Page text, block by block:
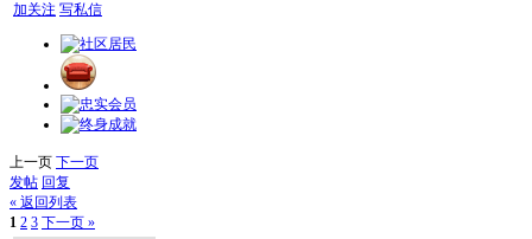
加关注 写私信
上一页 下一页
发帖 回复
« 返回列表
1 2 3 下一页 »